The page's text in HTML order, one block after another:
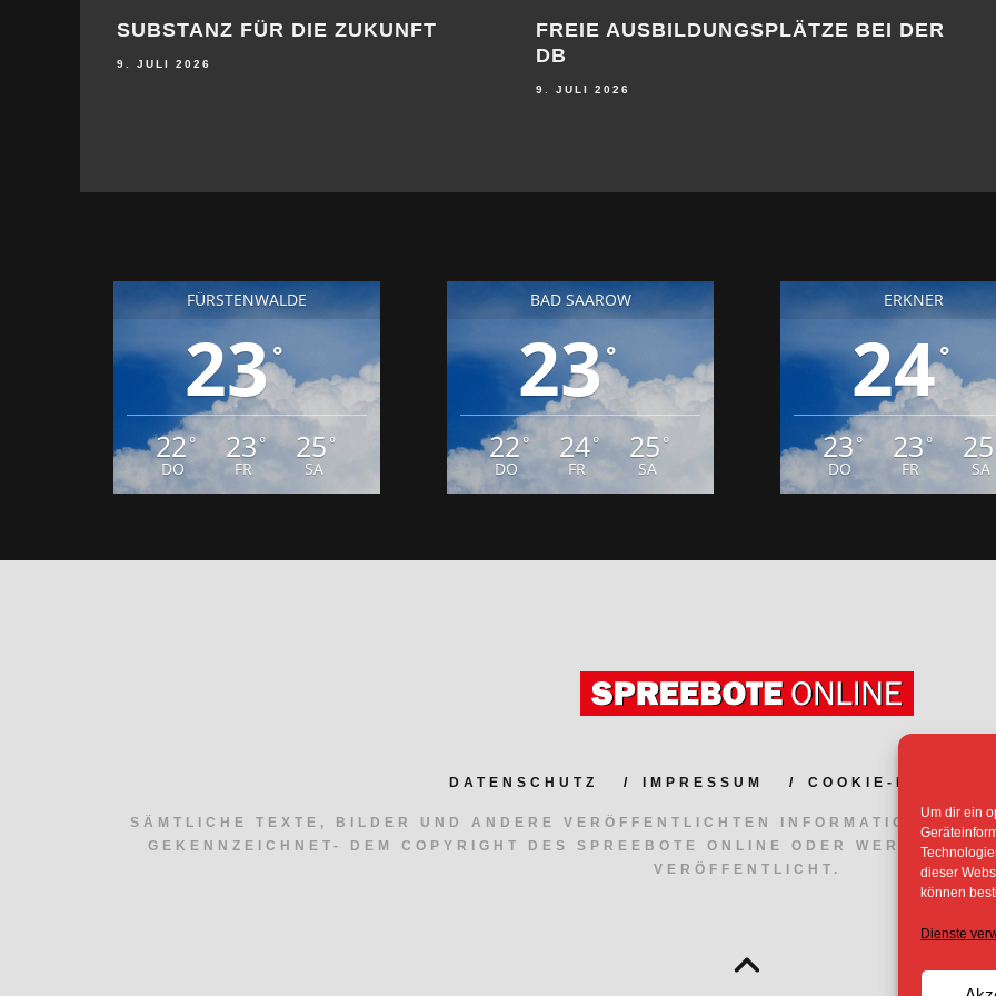
Um dir ein
dieser
können
Dienste
SUBSTANZ FÜR DIE ZUKUNFT
9. JULI 2026
FREIE AUSBILDUNGSPLÄTZE BEI DER
DB
9. JULI 2026
FÜRSTENWALDE
23°
22°
DO
23°
FR
25 °
SA
BAD SAAROW
23°
22°
DO
24°
FR
25 °
SA
ERKNER
24°
23°
DO
23°
FR
25
SA
DATENSCHUTZ IMPRESSUM COOKIE-
SÄMTLICHE TEXTE, BILDER UND ANDERE VERÖFFENTLICHTEN INFORMATIONEN
GEKENNZEICHNET- DEM COPYRIGHT DES SPREEBOTE ONLINE ODER WERDEN
VERÖFFENTLICHT.